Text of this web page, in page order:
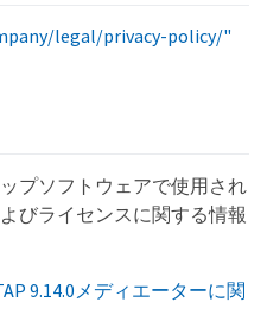
legal/privacy-policy/"
プソフトウェアで使用され
びライセンスに関する情報
9.14.0メディエーターに関